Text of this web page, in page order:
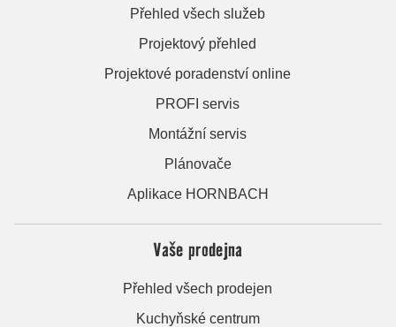
Přehled všech služeb
Projektový přehled
Projektové poradenství online
PROFI servis
Montážní servis
Plánovače
Aplikace HORNBACH
Vaše prodejna
Přehled všech prodejen
Kuchyňské centrum